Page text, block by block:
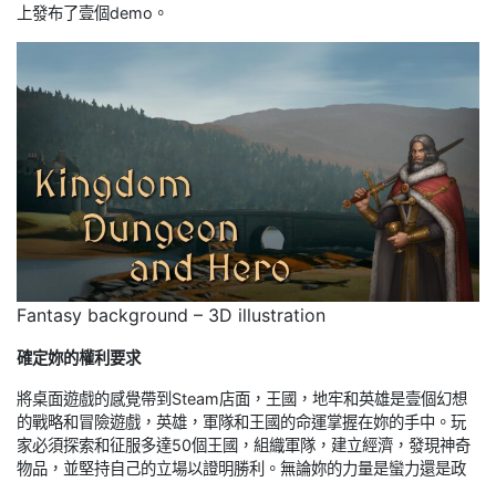
上發布了壹個demo。
Fantasy background – 3D illustration
確定妳的權利要求
將桌面遊戲的感覺帶到Steam店面，王國，地牢和英雄是壹個幻想
的戰略和冒險遊戲，英雄，軍隊和王國的命運掌握在妳的手中。玩
家必須探索和征服多達50個王國，組織軍隊，建立經濟，發現神奇
物品，並堅持自己的立場以證明勝利。無論妳的力量是蠻力還是政